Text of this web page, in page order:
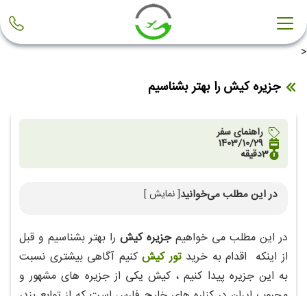
<
جزیره کیش را بهتر بشناسیم
راهنمای سفر
1403/10/29
3دقیقه
در این مطلب می‌خوانید[ نمایش ]
مراکز خرید کیش
در این مطلب می خواهیمجزیره کیش را بهتر بشناسیم و قبل
از اینکه اقدام به خریدتور کیشکنیم آگاهی بیشتری نسبت
به این جزیره پیدا کنیم ، کیش یکی از جزیره‌ های مشهور و